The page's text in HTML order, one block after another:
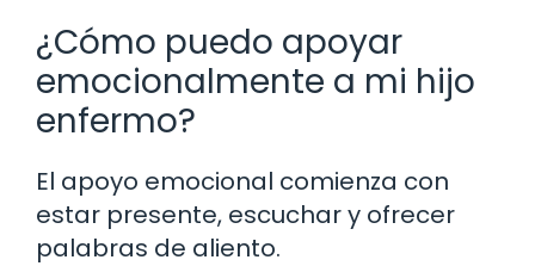
¿Cómo puedo apoyar
emocionalmente a mi hijo
enfermo?
El apoyo emocional comienza con
estar presente, escuchar y ofrecer
palabras de aliento.